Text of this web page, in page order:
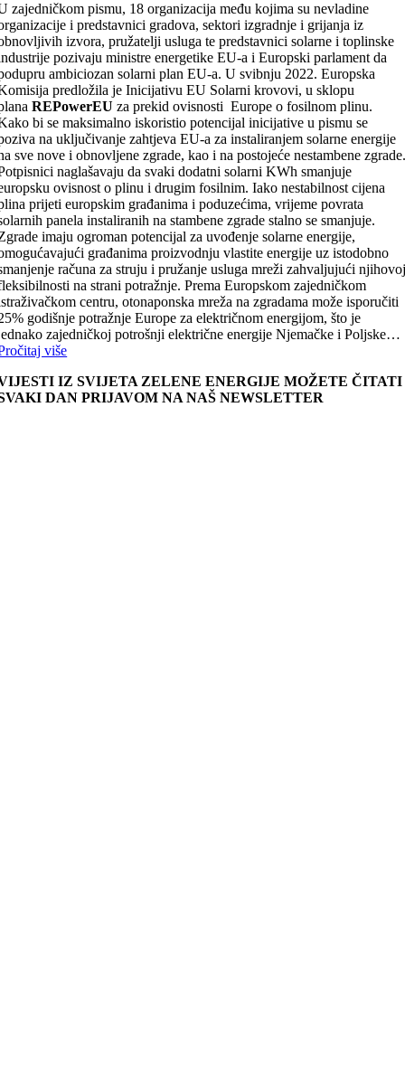
zajedničkom pismu, 18 organizacija među kojima su nevladine
i predstavnici gradova, sektori izgradnje i grijanja iz
izvora, pružatelji usluga te predstavnici solarne i toplinske
pozivaju ministre energetike EU-a i Europski parlament da
ambiciozan solarni plan EU-a. U svibnju 2022. Europska
predložila je Inicijativu EU Solarni krovovi, u sklopu
REPowerEU za prekid ovisnosti Europe o fosilnom plinu.
bi se maksimalno iskoristio potencijal inicijative u pismu se
na uključivanje zahtjeva EU-a za instaliranjem solarne energije
sve nove i obnovljene zgrade, kao i na postojeće nestambene
naglašavaju da svaki dodatni solarni KWh smanjuje
ovisnost o plinu i drugim fosilnim. Iako nestabilnost cijena
prijeti europskim građanima i poduzećima, vrijeme povrata
panela instaliranih na stambene zgrade stalno se smanjuje.
imaju ogroman potencijal za uvođenje solarne energije,
građanima proizvodnju vlastite energije uz istodobno
računa za struju i pružanje usluga mreži zahvaljujući
na strani potražnje. Prema Europskom zajedničkom
centru, otonaponska mreža na zgradama može isporučiti
godišnje potražnje Europe za električnom energijom, što je
zajedničkoj potrošnji električne energije Njemačke i Poljske…
više
IZ SVIJETA ZELENE ENERGIJE MOŽETE ČITATI
DAN PRIJAVOM NA NAŠ NEWSLETTER